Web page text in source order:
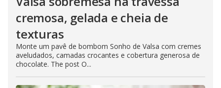
cremosa, gelada e cheia de
texturas
Monte um pavê de bombom Sonho de Valsa com cremes
aveludados, camadas crocantes e cobertura generosa de
chocolate. The post O...